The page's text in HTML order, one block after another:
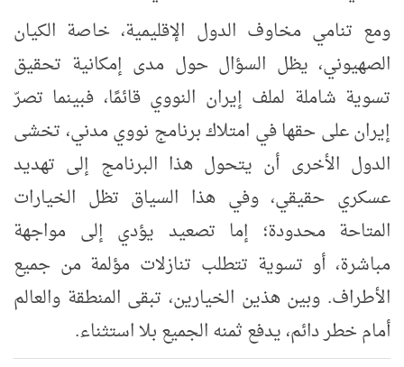
ومع تنامي مخاوف الدول الإقليمية، خاصة الكيان
الصهيوني، يظل السؤال حول مدى إمكانية تحقيق
تسوية شاملة لملف إيران النووي قائمًا، فبينما تصرّ
إيران على حقها في امتلاك برنامج نووي مدني، تخشى
الدول الأخرى أن يتحول هذا البرنامج إلى تهديد
عسكري حقيقي، وفي هذا السياق تظل الخيارات
المتاحة محدودة؛ إما تصعيد يؤدي إلى مواجهة
مباشرة، أو تسوية تتطلب تنازلات مؤلمة من جميع
الأطراف. وبين هذين الخيارين، تبقى المنطقة والعالم
أمام خطر دائم، يدفع ثمنه الجميع بلا استثناء.